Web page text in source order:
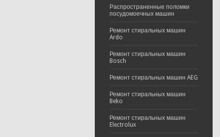
Распространенные поломки
посудомоечных машин
Ремонт стиральных машин
Ardo
Ремонт стиральных машин
Bosch
Ремонт стиральных машин AEG
Ремонт стиральных машин
Beko
Ремонт стиральных машин
Electrolux